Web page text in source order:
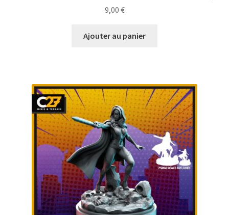
9,00 €
Ajouter au panier